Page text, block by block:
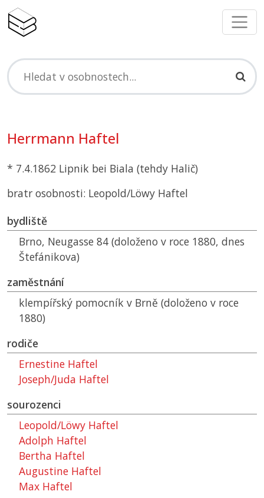
Herrmann Haftel
* 7.4.1862 Lipnik bei Biala (tehdy Halič)
bratr osobnosti: Leopold/Löwy Haftel
bydliště
Brno, Neugasse 84 (doloženo v roce 1880, dnes
Štefánikova)
zaměstnání
klempířský pomocník v Brně (doloženo v roce
1880)
rodiče
Ernestine Haftel
Joseph/Juda Haftel
sourozenci
Leopold/Löwy Haftel
Adolph Haftel
Bertha Haftel
Augustine Haftel
Max Haftel